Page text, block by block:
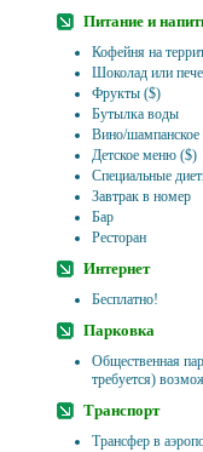
Питание и
Кофейня на
Шоколад или
Фрукты ($)
Бутылка воды
Вино/шампанское
Детское меню ($)
Специальные
Завтрак в номер
Бар
Ресторан
Интернет
Бесплатно!
Парковка
Общественная
требуется)
Транспорт
Трансфер в